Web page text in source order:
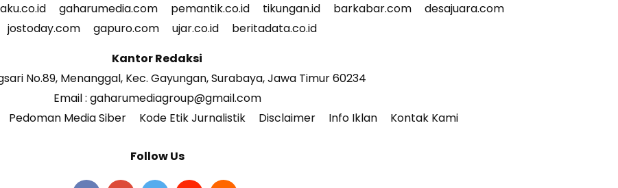
gaharumedia.com pemantik.co.id tikungan.id barkabar.com
desajuara.com
jostoday.com
gapuro.com ujar.co.id
beritadata.co.id
Kantor Redaksi
No.89, Menanggal, Kec. Gayungan, Surabaya, Jawa Timur 60234
Email : gaharumediagroup@gmail.com
Pedoman Media Siber Kode Etik Jurnalistik Disclaimer Info Iklan Kontak Kami
Follow Us